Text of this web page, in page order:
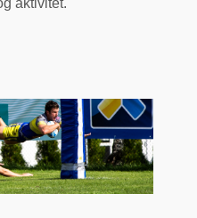
aktivitet.